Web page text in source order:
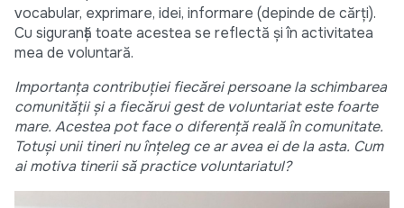
vocabular, exprimare, idei, informare (depinde de cărți).
Cu siguranță toate acestea se reflectă și în activitatea
mea de voluntară.
Importanța contribuției fiecărei persoane la schimbarea
comunității și a fiecărui gest de voluntariat este foarte
mare. Acestea pot face o diferență reală în comunitate.
Totuși unii tineri nu înțeleg ce ar avea ei de la asta. Cum
ai motiva tinerii să practice voluntariatul?